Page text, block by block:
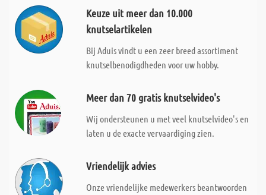
Keuze uit meer dan 10.000
knutselartikelen
Bij Aduis vindt u een zeer breed assortiment
knutselbenodigdheden voor uw hobby.
Meer dan 70 gratis knutselvideo's
Wij ondersteunen u met veel knutselvideo's en
laten u de exacte vervaardiging zien.
Vriendelijk advies
Onze vriendelijke medewerkers beantwoorden